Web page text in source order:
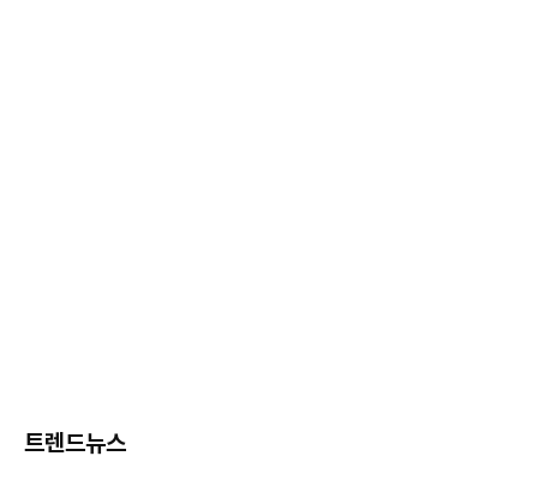
트렌드뉴스